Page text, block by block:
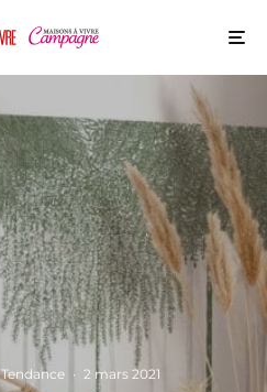
Tendance · 2 mars 2021